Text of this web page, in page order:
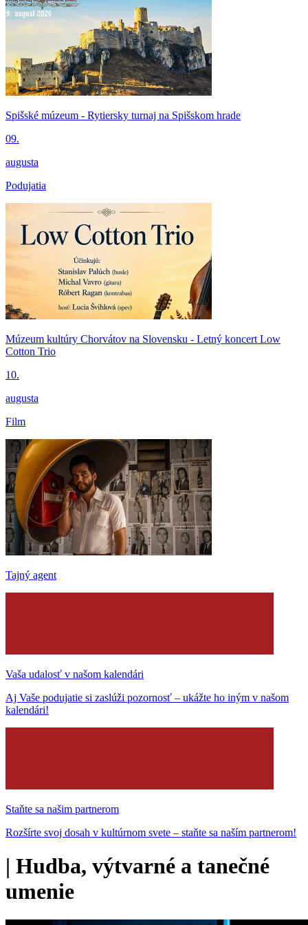
Spišské múzeum - Rytiersky turnaj na Spišskom hrade
09.
augusta
Podujatia
Múzeum kultúry Chorvátov na Slovensku - Letný koncert Low
Cotton Trio
10.
augusta
Film
Tajný agent
Vaša udalosť v našom kalendári
Aj Vaše podujatie si zaslúži pozornosť – ukážte ho iným v našom
kalendári!
Staňte sa našim partnerom
Rozšírte svoj dosah v kultúrnom svete – staňte sa naším partnerom!
| Hudba, výtvarné a tanečné
umenie